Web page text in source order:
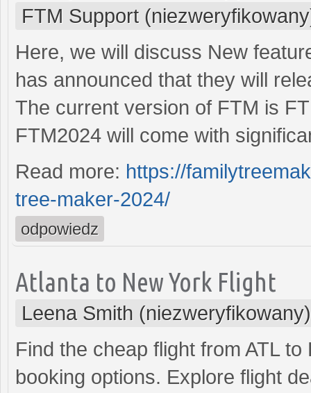
FTM Support
Here, we will discuss New
has announced that they will
The current version of FTM is
FTM2024 will come with
Read more: https://
tree-maker-2024/
odpowiedz
Atlanta to New York Flight
Leena Smith (niezweryfikowany)
Find the cheap flight from ATL
booking options. Explore flight